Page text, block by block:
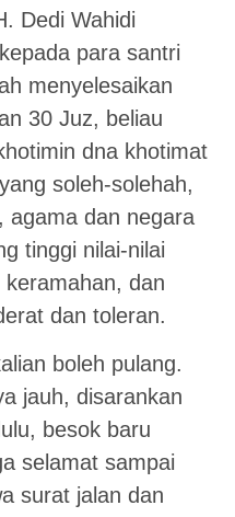
Dedi Wahidi
para santri
menyelesaikan
30 Juz, beliau
dna khotimat
soleh-solehah,
agama dan negara
tinggi nilai-nilai
dan
dan toleran.
boleh pulang.
jauh, disarankan
besok baru
selamat sampai
surat jalan dan